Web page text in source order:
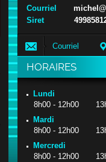
Courriel
Siret
Courriel
HORAIRES
Lundi
8h00 - 12h00
Mardi
8h00 - 12h00
Mercredi
8h00 - 12h00